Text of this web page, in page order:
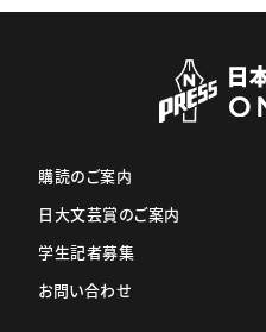
購読のご案内
日大文芸賞のご案内
学生記者募集
お問い合わせ